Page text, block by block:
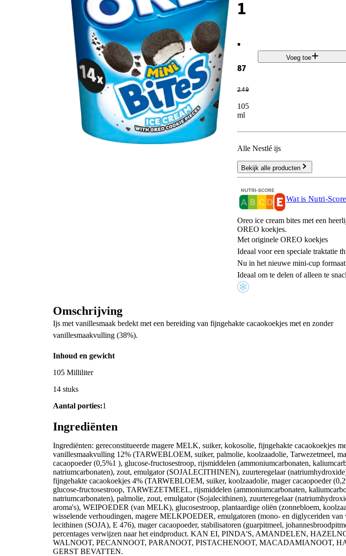
1
.
87
2.49
105
ml
Voeg toe
Alle Nestlé ijs
Bekijk alle producten
Wat is Nutri-
Oreo ice cream bites met een
OREO koekjes.
Met originele OREO koekjes
Ideaal voor een speciale traktatie
Nu in het nieuwe mini-cup formaat
Ideaal om te delen of alleen te
Omschrijving
Ijs met vanillesmaak bedekt met een bereiding van fijngehakte cacaokoekjes met en zonder
vanillesmaakvulling (38%).
Inhoud en gewicht
105 Milliliter
14 stuks
Aantal porties:1
Ingrediënten
Ingrediënten: gereconstitueerde magere MELK, suiker, kokosolie, fijngehakte cacaokoekjes
vanillesmaakvulling 12% (TARWEBLOEM, suiker, palmolie, koolzaadolie, Tarwezetmeel,
cacaopoeder (0,5%1 ), glucose-fructosestroop, rijsmiddelen (ammoniumcarbonaten,
natriumcarbonaten), zout, emulgator (SOJALECITHINEN), zuurteregelaar
fijngehakte cacaokoekjes 4% (TARWEBLOEM, suiker, koolzaadolie, mager cacaopoeder
glucose-fructosestroop, TARWEZETMEEL, rijsmiddelen (ammoniumcarbonaten,
natriumcarbonaten), palmolie, zout, emulgator (Sojalecithinen), zuurteregelaar
aroma's), WEIPOEDER (van MELK), glucosestroop, plantaardige oliën (zonnebloem,
wisselende verhoudingen, magere MELKPOEDER, emulgatoren (mono- en diglyceriden van
lecithinen (SOJA), E 476), mager cacaopoeder, stabilisatoren (guarpitmeel,
percentages verwijzen naar het eindproduct. KAN EI, PINDA'S, AMANDELEN,
WALNOOT, PECANNOOT, PARANOOT, PISTACHENOOT, MACADAMIANOOT,
GERST BEVATTEN.